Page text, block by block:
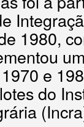
1980,
e
do